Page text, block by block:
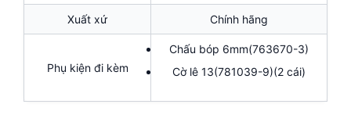
Xuất xứ Chính hãng
Phụ kiện đi kèm
Chấu bóp 6mm(763670-3)
Cờ lê 13(781039-9)(2 cái)